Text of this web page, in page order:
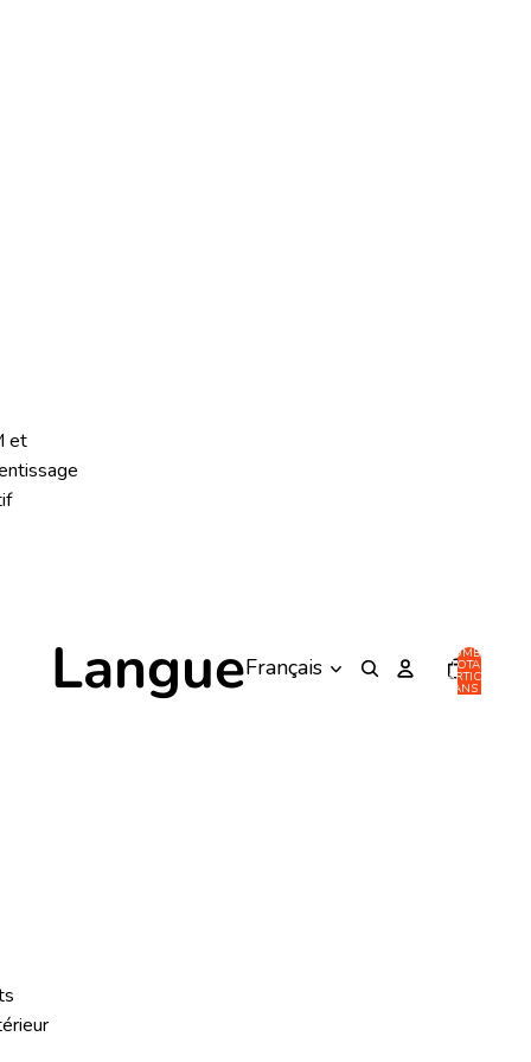
et
Langue NOMBRE
TOTAL
D’ARTICLES
DANS LE